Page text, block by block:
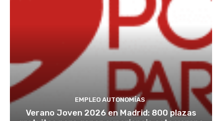
EMPLEO AUTONOMÍAS
Verano Joven 2026 en Madrid: 800 plazas